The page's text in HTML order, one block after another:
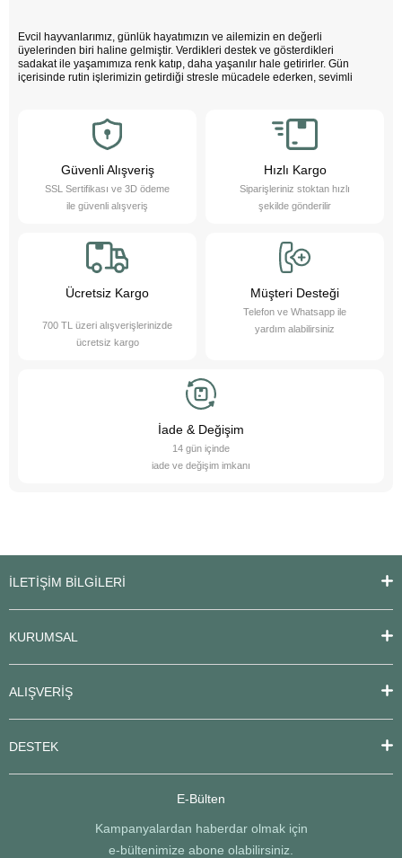
Evcil hayvanlarımız, günlük hayatımızın ve ailemizin en değerli
üyelerinden biri haline gelmiştir. Verdikleri destek ve gösterdikleri
sadakat ile yaşamımıza renk katıp, daha yaşanılır hale getirirler. Gün
içerisinde rutin işlerimizin getirdiği stresle mücadele ederken, sevimli
ve duygusal açıdan güçlü bireyler olurlar.
Evcil hayvanlarımız sayesinde daha sağlıklı bir yaşam süreriz; düzenli
egzersiz yapmamızı teşvik eder ve hayatımızı daha düzenli hale
getirmemize yardımcı olurlar. Bu sevimli dostlarımızı yakından tanımak
Pet Asya Online Petshop olarak, evcil hayvanlarımızın bize sağladığı bu
bakım ürünleri sunarak destek oluyoruz. Online petshop olarak, evcil
hayvanlarınıza gerekli olan her türlü ürün ve hizmeti hassasiyetle
sağlamaktan gurur duyuyoruz. Bizimle, sevimli dostlarınızın ihtiyaçlarını
karşılayabilir ve onların yaşam kalitesini artırabilirsiniz.
Güvenli Alışveriş
SSL Sertifikası ve 3D ödeme
ile güvenli alışveriş
Hızlı Kargo
Siparişleriniz stoktan hızlı
şekilde gönderilir
Ücretsiz Kargo
700 TL üzeri alışverişlerinizde
ücretsiz kargo
Müşteri Desteği
Telefon ve Whatsapp ile
yardım alabilirsiniz
İade & Değişim
14 gün içinde
iade ve değişim imkanı
İLETİŞİM BİLGİLERİ
KURUMSAL
ALIŞVERİŞ
DESTEK
E-Bülten
Kampanyalardan haberdar olmak için
e-bültenimize abone olabilirsiniz.